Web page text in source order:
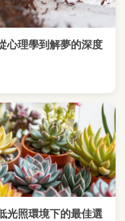
心理學到解夢的深度
光照環境下的最佳選